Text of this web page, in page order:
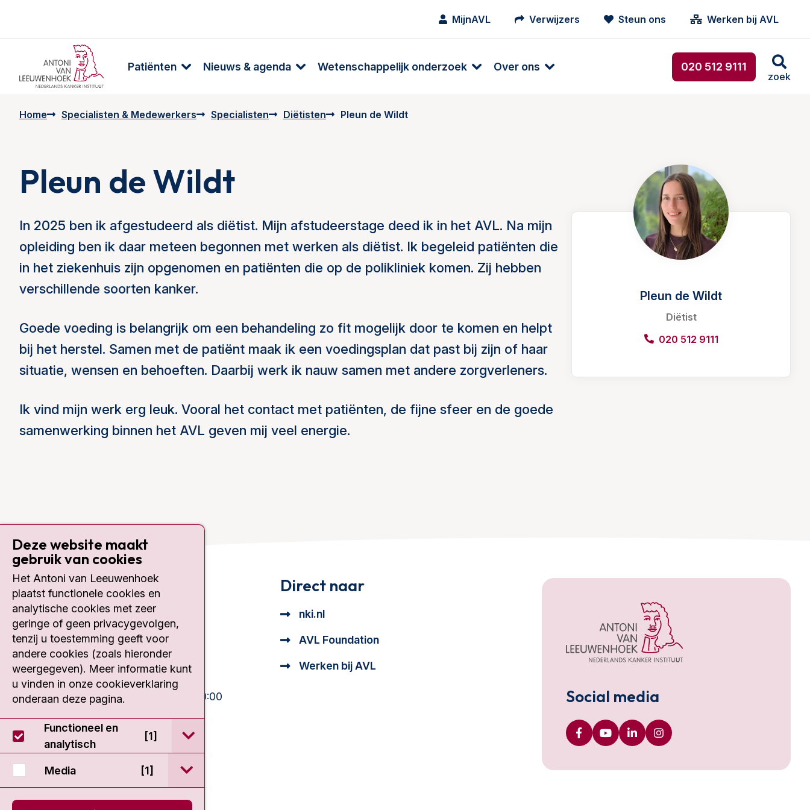
MijnAVL Verwijzers Steun ons Werken bij AVL
Patiënten Nieuws & agenda Wetenschappelijk onderzoek Over ons 020 512 9111
zoek
Home Specialisten & Medewerkers Specialisten Diëtisten Pleun de Wildt
Pleun de Wildt
In 2025 ben ik afgestudeerd als diëtist. Mijn afstudeerstage deed ik in het AVL. Na mijn
opleiding ben ik daar meteen begonnen met werken als diëtist. Ik begeleid patiënten die
in het ziekenhuis zijn opgenomen en patiënten die op de polikliniek komen. Zij hebben
verschillende soorten kanker.
Goede voeding is belangrijk om een behandeling zo fit mogelijk door te komen en helpt
bij het herstel. Samen met de patiënt maak ik een voedingsplan dat past bij zijn of haar
situatie, wensen en behoeften. Daarbij werk ik nauw samen met andere zorgverleners.
Ik vind mijn werk erg leuk. Vooral het contact met patiënten, de fijne sfeer en de goede
samenwerking binnen het AVL geven mij veel energie.
Pleun de Wildt
Diëtist
020 512 9111
Contact
Plesmanlaan 121
1066 CX Amsterdam
020 512 9111
Bezoektijden
Ma-Vrij:
10:30 - 13:00 en 15:00 - 20:00
Weekend: 10:30 - 20:00
IC:
Direct naar
nki.nl
AVL Foundation
Werken bij AVL
Social media
Deze website maakt
gebruik van cookies
Het Antoni van Leeuwenhoek
plaatst functionele cookies en
analytische cookies met zeer
geringe of geen privacygevolgen,
tenzij u toestemming geeft voor
andere cookies (zoals hieronder
weergegeven). Meer informatie kunt
u vinden in onze cookieverklaring
onderaan deze pagina.
Functioneel en
analytisch
[1] open / sluit Functioneel en analytisch cookie beschrijving
Media [1] open / sluit Media cookie beschrijving